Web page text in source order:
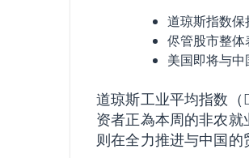
道琼斯指数保
侭管股市整体
美国即将与中
道琼斯工业平均指数（
资者正為本周的非农
则在全力推进与中国的